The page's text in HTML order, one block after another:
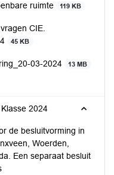
ruimte 119 KB
CIE.
45 KB
03-2024 13 MB
2024
de besluitvorming in
Woerden,
Een separaat besluit